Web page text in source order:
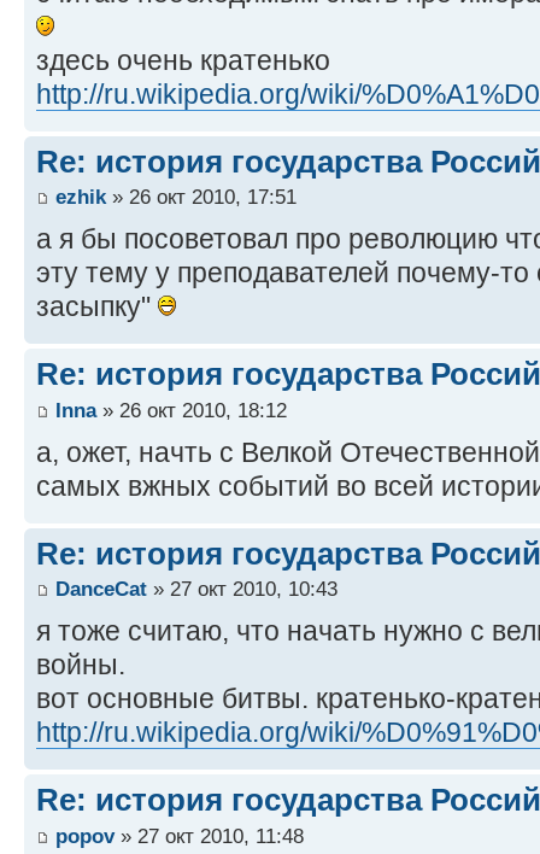
здесь очень кратенько
http://ru.wikipedia.org/wiki/
Re: история государства
ezhik» 26 окт 2010, 17:51
а я бы посоветовал про революцию
эту тему у преподавателей почему-
засыпку"
Re: история государства
Inna» 26 окт 2010, 18:12
а, ожет, начть с Велкой
самых вжных событий во всей
Re: история государства
DanceCat » 27 окт 2010, 10:43
я тоже считаю, что начать нужно с
войны.
вот основные битвы. кратенько-
http://ru.wikipedia.org/wiki/
Re: история государства
popov» 27 окт 2010, 11:48